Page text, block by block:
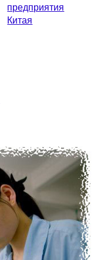
предприятия
Китая